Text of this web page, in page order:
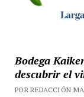
Bodega
descubrir el
POR REDACCIÓN